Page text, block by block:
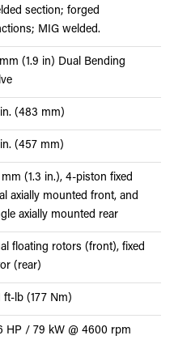
section; forged
MIG welded.
(1.9 in) Dual Bending
(483 mm)
(457 mm)
(1.3 in.), 4-piston fixed
axially mounted front, and
axially mounted rear
floating rotors (front), fixed
(rear)
ft-lb (177 Nm)
HP / 79 kW @ 4600 rpm